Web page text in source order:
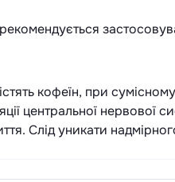
кофеїн, при
центральної нервової
Слід уникати